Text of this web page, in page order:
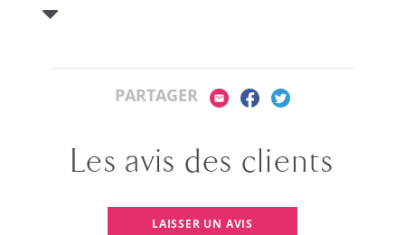
PARTAGER
Les avis des clients
LAISSER UN AVIS